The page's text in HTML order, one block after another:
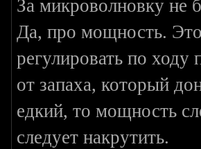
За микроволновку не
Да, про мощность.
регулировать по ходу
от запаха, который
едкий, то мощность
следует накрутить.